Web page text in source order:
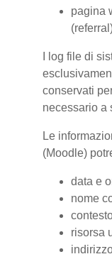
pagina
I log file di
conservati
necessario a
Le
(Moodle)
data e
nome
risorsa